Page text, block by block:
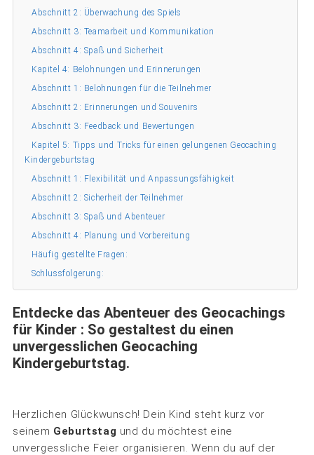
Abschnitt 2: Überwachung des Spiels
Abschnitt 3: Teamarbeit und Kommunikation
Abschnitt 4: Spaß und Sicherheit
Kapitel 4: Belohnungen und Erinnerungen
Abschnitt 1: Belohnungen für die Teilnehmer
Abschnitt 2: Erinnerungen und Souvenirs
Abschnitt 3: Feedback und Bewertungen
Kapitel 5: Tipps und Tricks für einen gelungenen Geocaching
Kindergeburtstag
Abschnitt 1: Flexibilität und Anpassungsfähigkeit
Abschnitt 2: Sicherheit der Teilnehmer
Abschnitt 3: Spaß und Abenteuer
Abschnitt 4: Planung und Vorbereitung
Häufig gestellte Fragen:
Schlussfolgerung:
Entdecke das Abenteuer des Geocachings
für Kinder : So gestaltest du einen
unvergesslichen Geocaching
Kindergeburtstag.
Herzlichen Glückwunsch! Dein Kind steht kurz vor
seinem Geburtstag und du möchtest eine
unvergessliche Feier organisieren. Wenn du auf der